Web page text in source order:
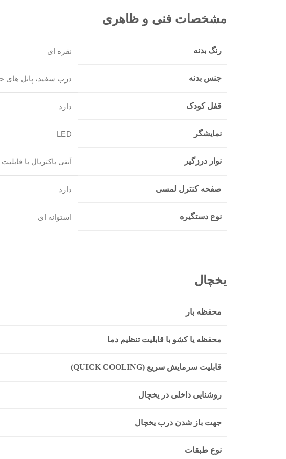
مشخصات فنی و ظاهری
رنگ بدنه نقره ای
جنس بدنه درب سفید، پانل های
قفل کودک دارد
نمایشگر LED
نوار درزگیر آنتی باکتریال با
صفحه کنترل لمسی دارد
نوع دستگیره استوانه ای
یخچال
محفظه بار
محفظه یا کشو با قابلیت تنظیم دما
قابلیت سرمایش سریع (QUICK COOLING)
روشنایی داخلی در یخچال
جهت باز شدن درب یخچال
نوع طبقات